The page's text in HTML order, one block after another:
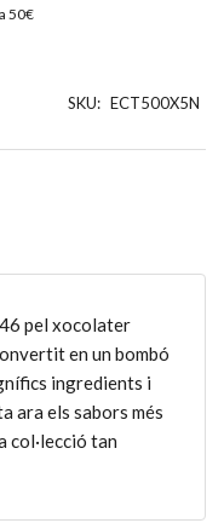
50€
SKU: ECT500X5N
pel xocolater
en un bombó
ingredients i
ara els sabors més
col·lecció tan